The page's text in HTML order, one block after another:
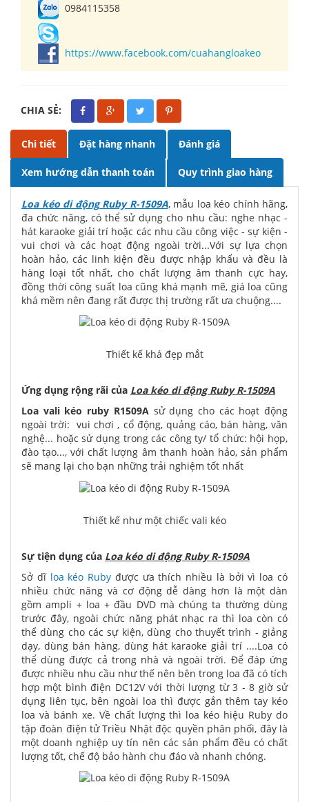
0984115358
https://www.facebook.com/cuahangloakeo
CHIA SẺ:
Chi tiết Đặt hàng nhanh Đánh giá
Xem hướng dẫn thanh toán Quy trình giao hàng
Loa kéo di động Ruby R-1509A, mẫu loa kéo chính hãng,
đa chức năng, có thể sử dụng cho nhu cầu: nghe nhạc -
hát karaoke giải trí hoặc các nhu cầu công việc - sự kiện -
vui chơi và các hoạt động ngoài trời...Với sự lựa chọn
hoàn hảo, các linh kiện đều được nhập khẩu và đều là
hàng loại tốt nhất, cho chất lượng âm thanh cực hay,
đồng thời công suất loa cũng khá mạnh mẽ, giá loa cũng
khá mềm nên đang rất được thị trường rất ưa chuộng....
Thiết kế khá đẹp mắt
Ứng dụng rộng rãi của Loa kéo di động Ruby R-1509A
Loa vali kéo ruby R1509Asử dụng cho các hoạt động
ngoài trời: vui chơi , cổ động, quảng cáo, bán hàng, văn
nghệ... hoặc sử dụng trong các công ty/ tổ chức: hội họp,
đào tạo..., với chất lượng âm thanh hoàn hảo, sản phẩm
sẽ mang lại cho bạn những trải nghiệm tốt nhất
Thiết kế như một chiếc vali kéo
Sự tiện dụng của Loa kéo di động Ruby R-1509A
Sở dĩ loa kéo Ruby được ưa thích nhiều là bởi vì loa có
nhiều chức năng và cơ động dễ dàng hơn là một dàn
gồm ampli + loa + đầu DVD mà chúng ta thường dùng
trước đây, ngoài chức năng phát nhạc ra thì loa còn có
thể dùng cho các sự kiện, dùng cho thuyết trình - giảng
dạy, dùng bán hàng, dùng hát karaoke giải trí ....Loa có
thể dùng được cả trong nhà và ngoài trời. Để đáp ứng
được nhiều nhu cầu như thế nên bên trong loa đã có tích
hợp một bình điện DC12V với thời lượng từ 3 - 8 giờ sử
dụng liên tục, bên ngoài loa thì được gắn thêm tay kéo
loa và bánh xe. Về chất lượng thì loa kéo hiệu Ruby do
tập đoàn điện tử Triều Nhật độc quyền phân phối, đây là
một doanh nghiệp uy tín nên các sản phẩm đều có chất
lượng tốt, chế độ bảo hành chu đáo và nhanh chóng.